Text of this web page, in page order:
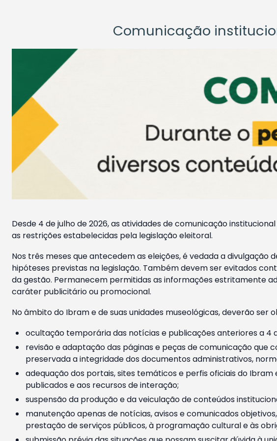
Comunicação
Desde 4 de julho de 2026, as atividades de comunicação
as restrições estabelecidas pela legislação eleitoral.
Nos três meses que antecedem as eleições, é vedada a
hipóteses previstas na legislação. Também devem ser evitados
da gestão. Permanecem permitidas as informações estritamente
caráter publicitário ou promocional.
No âmbito do Ibram e de suas unidades museológicas, deverão ser
ocultação temporária das notícias e publicações anteriores a 4
revisão e adaptação das páginas e peças de comunicação que
preservada a integridade dos documentos administrativos,
adequação dos portais, sites temáticos e perfis oficiais do Ibram
publicados e aos recursos de interação;
suspensão da produção e da veiculação de conteúdos
manutenção apenas de notícias, avisos e comunicados
prestação de serviços públicos, à programação cultural e às